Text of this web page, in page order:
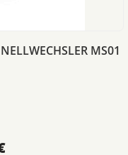
MS01